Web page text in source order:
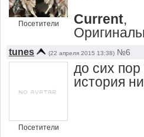
Посетители
Current,
tunes (22 апреля 2015 13:38) №6
Посетители
до сих
история